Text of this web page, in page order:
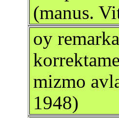
(manus.
oy
mizmo
1948)